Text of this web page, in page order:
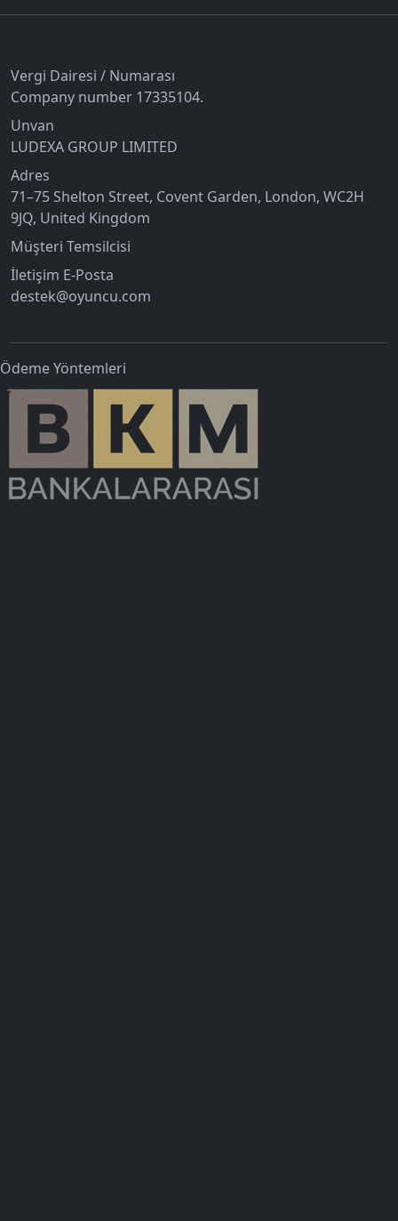
Vergi Dairesi / Numarası
Company number 17335104.
Unvan
LUDEXA GROUP LIMITED
Adres
71–75 Shelton Street, Covent Garden, London, WC2H
9JQ, United Kingdom
Müşteri Temsilcisi
İletişim E-Posta
destek@oyuncu.com
Ödeme Yöntemleri